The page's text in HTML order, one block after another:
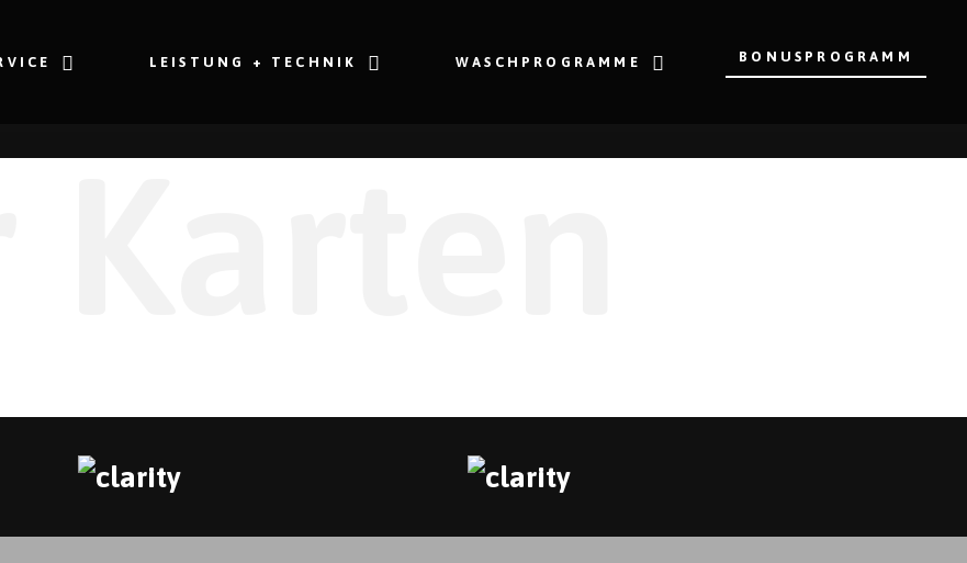
LEISTUNG + TECHNIK WASCHPROGRAMME BONUSPROGRAMM